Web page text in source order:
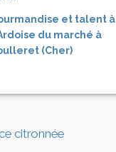
et talent à
du marché à
(Cher)
citronnée